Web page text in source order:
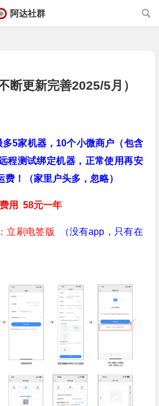
阿达社群
断更新完善2025/5月）
5家机器，10个小微商户（包含
程测试绑定机器，正常使用再安
！（家里户头多，忽略）
用 58元一年
立刷电签版
（没有app，只有在